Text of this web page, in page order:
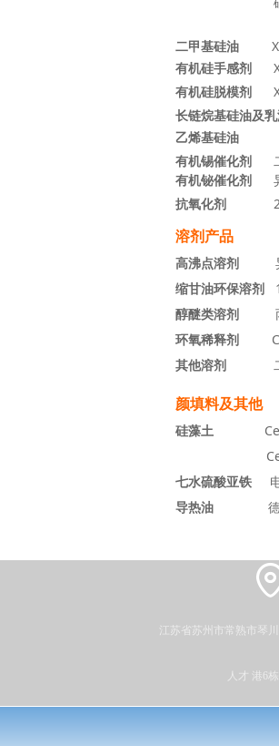
全系列
二甲基硅油
有机硅手感剂
有机硅脱模剂
长链烷基硅油及
乙烯基硅油
有机锡催化剂
有机铋催化剂 异
抗氧化剂 2,6-二
溶剂产品
高沸点溶剂
缩甘油环保溶剂
醇醚类溶剂
环氧稀释剂
其他溶剂
颜填料及其他
硅藻土
Celite
七水硫酸亚铁 电
导热油
江苏省苏州市常熟市琴
人才 港6